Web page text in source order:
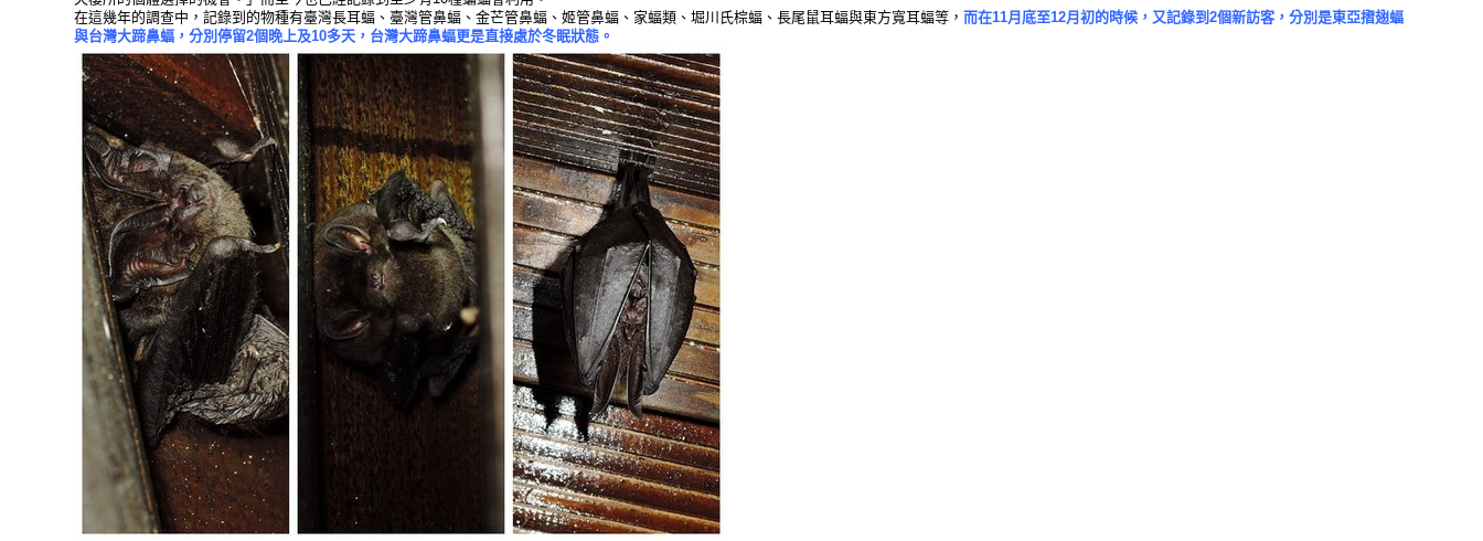
在這幾年的調查中，記錄到的物種有臺灣長耳蝠、臺灣管鼻蝠、金芒管鼻蝠、姬管鼻蝠、家蝠類、堀川氏棕蝠、長尾鼠耳蝠與東方寬耳蝠等， 而在11月底至12月初的時候，又記錄到2個新訪客，分別是東亞摺翅蝠
與台灣大蹄鼻蝠，分別停留2個晚上及10多天，台灣大蹄鼻蝠更是直接處於冬眠狀態。